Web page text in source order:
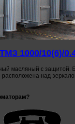
1000/10(6)/
масляный с защитой.
над